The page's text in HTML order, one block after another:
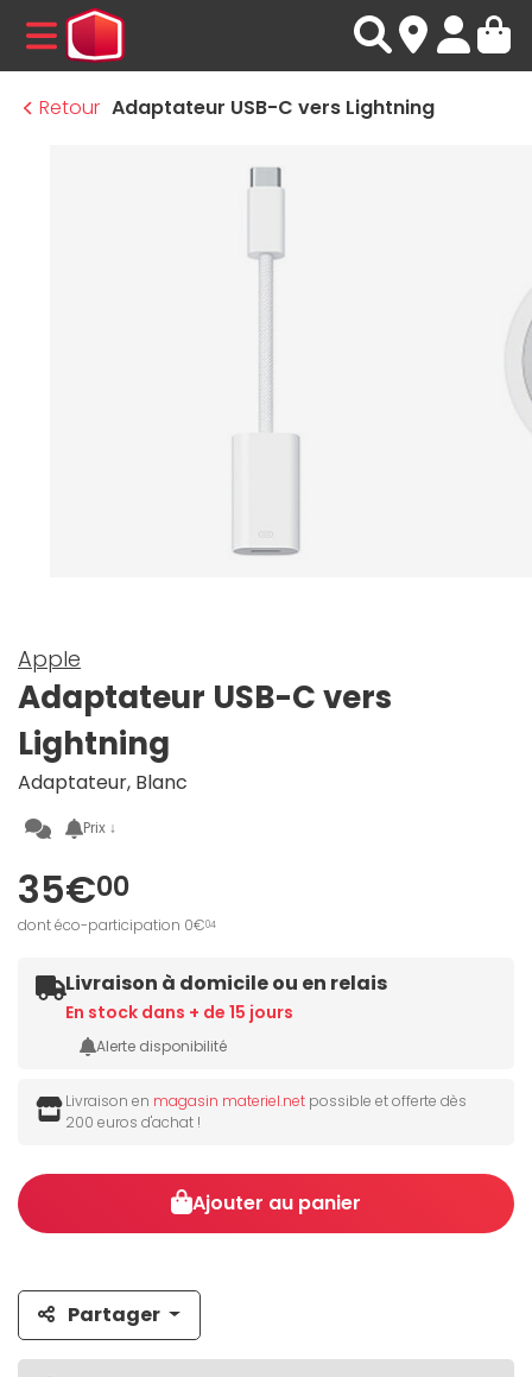
MENU
Retour Adaptateur USB-C vers Lightning
Apple
Adaptateur USB-C vers
Lightning
Adaptateur, Blanc
Prix ↓
35€00
dont éco-participation 0€04
Livraison à domicile ou en relais
En stock dans + de 15 jours
Alerte disponibilité
Livraison en magasin materiel.net possible et offerte dès
200 euros d'achat !
Ajouter au panier
Partager